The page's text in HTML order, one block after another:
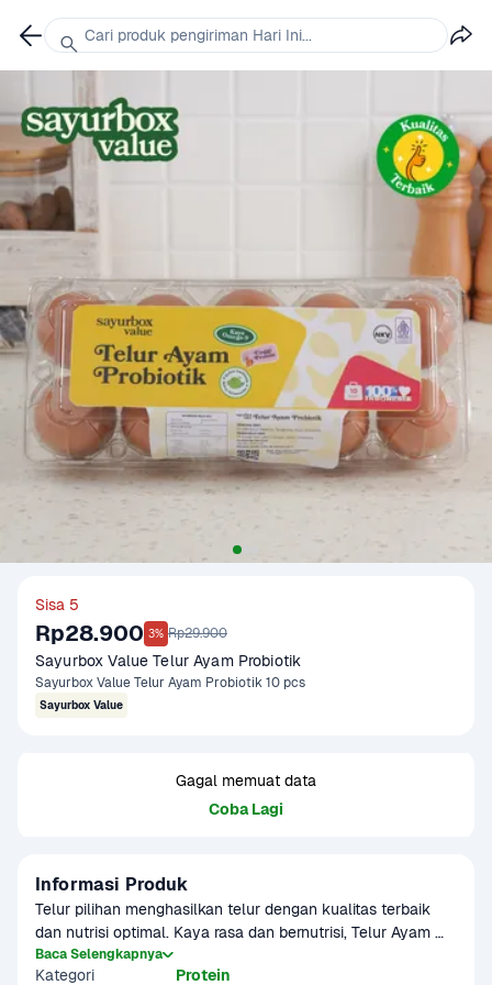
Sisa 5
Rp28.900 3% Rp29.900
Sayurbox Value Telur Ayam Probiotik
Sayurbox Value Telur Ayam Probiotik 10 pcs
Sayurbox Value
Gagal memuat data
Coba Lagi
Informasi Produk
Telur pilihan menghasilkan telur dengan kualitas terbaik
dan nutrisi optimal. Kaya rasa dan bernutrisi, Telur Ayam
Probiotik adalah pilihan tepat untuk mendukung gaya hidup
sehat.
Baca Selengkapnya
Kategori Protein
Cari produk pengiriman Hari Ini...